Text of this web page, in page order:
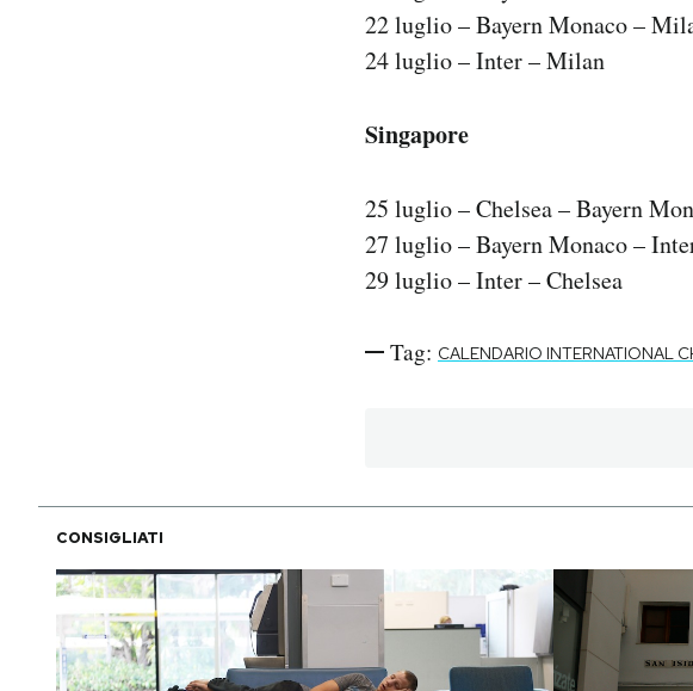
22 luglio – Bayern Monaco –
24 luglio – Inter – Milan
Singapore
25 luglio – Chelsea – Bayern
27 luglio – Bayern Monaco –
29 luglio – Inter – Chelsea
Tag: CALENDARIO INTERNATIONAL
CONSIGLIATI